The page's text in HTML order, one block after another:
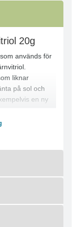
20g
används för
liknar
på sol och
en ny